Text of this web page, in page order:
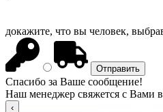
докажите, что вы человек,
Спасибо за Ваше сообщение!
Наш менеджер свяжется с Вами